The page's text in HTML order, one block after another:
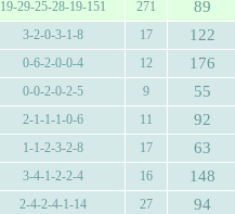
19-29-25-28-19-151 271 89
3-2-0-3-1-8 17 122
0-6-2-0-0-4 12 176
0-0-2-0-2-5 9 55
2-1-1-1-0-6 11 92
1-1-2-3-2-8 17 63
3-4-1-2-2-4 16 148
2-4-2-4-1-14 27 94